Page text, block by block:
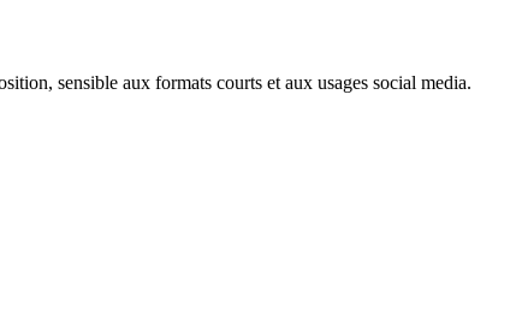
sensible aux formats courts et aux usages social media.